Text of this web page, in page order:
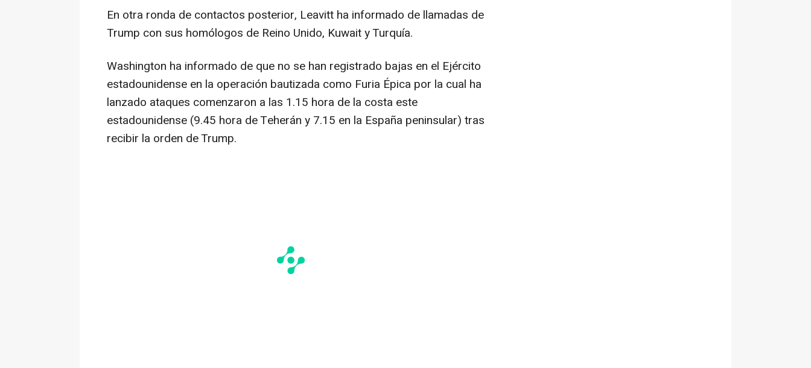
En otra ronda de contactos posterior, Leavitt ha informado de llamadas de
Trump con sus homólogos de Reino Unido, Kuwait y Turquía.
Washington ha informado de que no se han registrado bajas en el Ejército
estadounidense en la operación bautizada como Furia Épica por la cual ha
lanzado ataques comenzaron a las 1.15 hora de la costa este
estadounidense (9.45 hora de Teherán y 7.15 en la España peninsular) tras
recibir la orden de Trump.